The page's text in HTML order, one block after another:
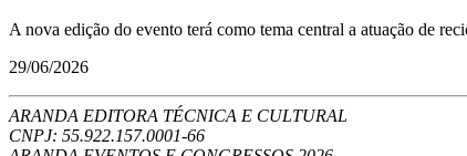
A nova edição do evento terá como tema central a atuação de
29/06/2026
ARANDA EDITORA TÉCNICA E CULTURAL
CNPJ: 55.922.157.0001-66